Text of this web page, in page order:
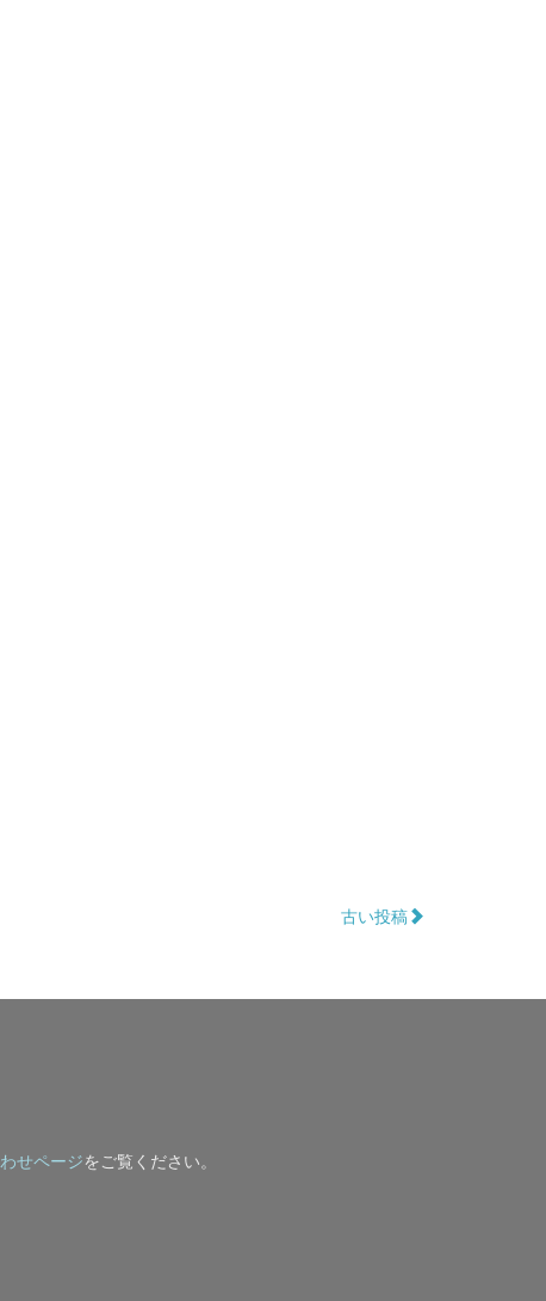
古い投稿
せページをご覧ください。